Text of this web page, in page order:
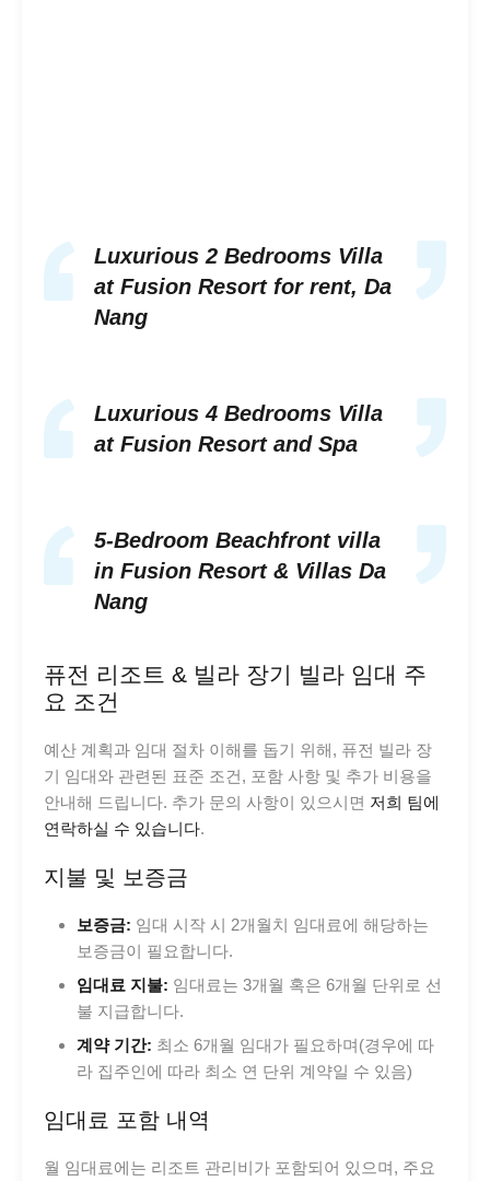
Luxurious 2 Bedrooms Villa
at Fusion Resort for rent, Da
Nang
Luxurious 4 Bedrooms Villa
at Fusion Resort and Spa
5-Bedroom Beachfront villa
in Fusion Resort & Villas Da
Nang
퓨전 리조트 & 빌라 장기 빌라 임대 주
요 조건
예산 계획과 임대 절차 이해를 돕기 위해, 퓨전 빌라 장
기 임대와 관련된 표준 조건, 포함 사항 및 추가 비용을
안내해 드립니다. 추가 문의 사항이 있으시면 저희 팀에
연락하실 수 있습니다.
지불 및 보증금
보증금: 임대 시작 시 2개월치 임대료에 해당하는
보증금이 필요합니다.
임대료 지불: 임대료는 3개월 혹은 6개월 단위로 선
불 지급합니다.
계약 기간: 최소 6개월 임대가 필요하며(경우에 따
라 집주인에 따라 최소 연 단위 계약일 수 있음)
임대료 포함 내역
월 임대료에는 리조트 관리비가 포함되어 있으며, 주요